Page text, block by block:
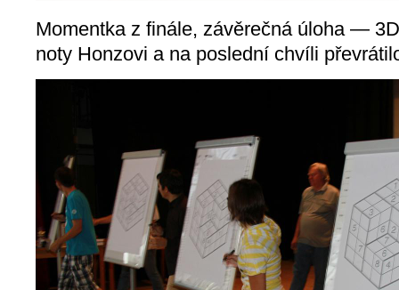
Momentka z finále, závěrečná úloha —
noty Honzovi a na poslední chvíli